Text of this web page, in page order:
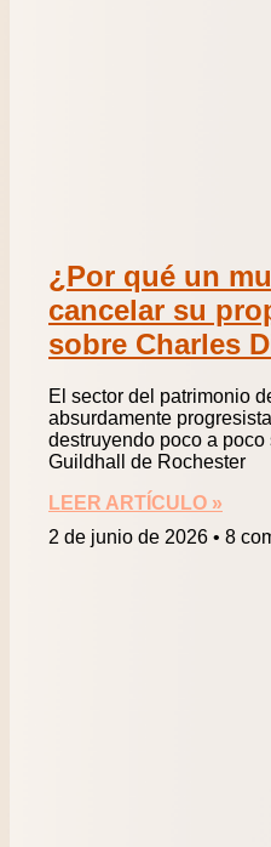
¿Por qué un
cancelar su
sobre Charles
El sector del patrimonio
absurdamente
destruyendo poco a
Guildhall de Rochester
LEER ARTÍCULO »
2 de junio de 2026
8